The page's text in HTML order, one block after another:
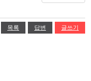
목록 답변 글쓰기